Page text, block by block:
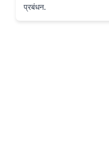
प्रबंधन.